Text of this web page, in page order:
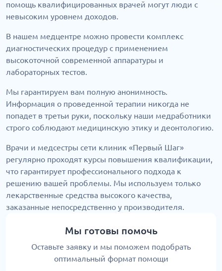
помощь квалифицированных врачей могут люди с
невысоким уровнем доходов.
В нашем медцентре можно провести комплекс
диагностических процедур с применением
высокоточной современной аппаратуры и
лабораторных тестов.
Мы гарантируем вам полную анонимность.
Информация о проведенной терапии никогда не
попадет в третьи руки, поскольку наши медработники
строго соблюдают медицинскую этику и деонтологию.
Врачи и медсестры сети клиник «Первый Шаг»
регулярно проходят курсы повышения квалификации,
что гарантирует профессионального подхода к
решению вашей проблемы. Мы используем только
лекарственные средства высокого качества,
заказанные непосредственно у производителя.
Мы готовы помочь
Оставьте заявку и мы поможем подобрать
оптимальный формат помощи